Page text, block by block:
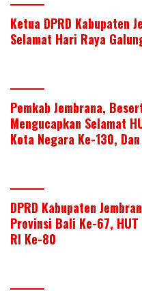
Ketua DPRD Kabupaten
Selamat Hari Raya
Pemkab Jembrana,
Mengucapkan Selamat
Kota Negara Ke-130,
DPRD Kabupaten
Provinsi Bali Ke-67,
RI Ke-80